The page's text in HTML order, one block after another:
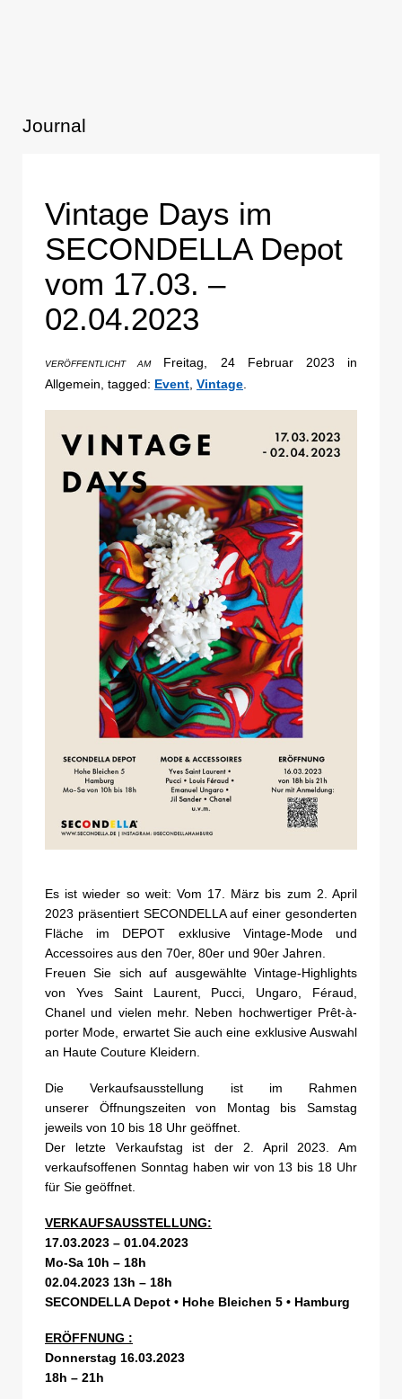
Journal
Vintage Days im
SECONDELLA Depot
vom 17.03. –
02.04.2023
VERÖFFENTLICHT AMFreitag, 24 Februar 2023 in
Allgemein, tagged: Event, Vintage.
Es ist wieder so weit: Vom 17. März bis zum 2. April
2023 präsentiert SECONDELLA auf einer gesonderten
Fläche im DEPOT exklusive Vintage-Mode und
Accessoires aus den 70er, 80er und 90er Jahren.
Freuen Sie sich auf ausgewählte Vintage-Highlights
von Yves Saint Laurent, Pucci, Ungaro, Féraud,
Chanel und vielen mehr. Neben hochwertiger Prêt-à-
porter Mode, erwartet Sie auch eine exklusive Auswahl
an Haute Couture Kleidern.
Die Verkaufsausstellung ist im Rahmen
unserer Öffnungszeiten von Montag bis Samstag
jeweils von 10 bis 18 Uhr geöffnet.
Der letzte Verkaufstag ist der 2. April 2023. Am
verkaufsoffenen Sonntag haben wir von 13 bis 18 Uhr
für Sie geöffnet.
VERKAUFSAUSSTELLUNG:
17.03.2023 – 01.04.2023
Mo-Sa 10h – 18h
02.04.2023 13h – 18h
SECONDELLA Depot • Hohe Bleichen 5 • Hamburg
ERÖFFNUNG :
Donnerstag 16.03.2023
18h – 21h